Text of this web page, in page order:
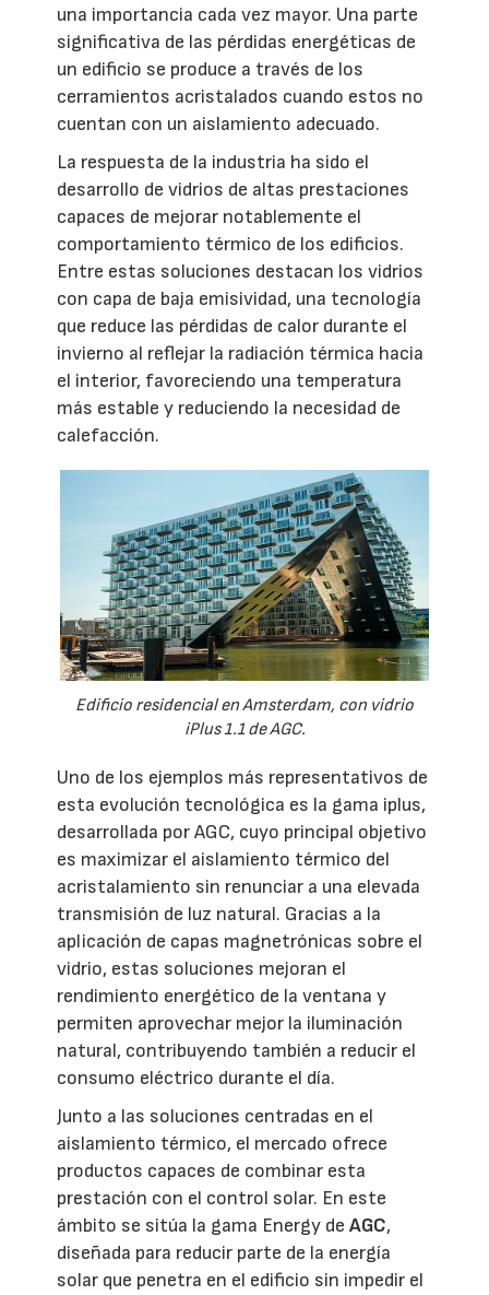
una importancia cada vez mayor. Una parte
significativa de las pérdidas energéticas de
un edificio se produce a través de los
cerramientos acristalados cuando estos no
cuentan con un aislamiento adecuado.
La respuesta de la industria ha sido el
desarrollo de vidrios de altas prestaciones
capaces de mejorar notablemente el
comportamiento térmico de los edificios.
Entre estas soluciones destacan los vidrios
con capa de baja emisividad, una tecnología
que reduce las pérdidas de calor durante el
invierno al reflejar la radiación térmica hacia
el interior, favoreciendo una temperatura
más estable y reduciendo la necesidad de
calefacción.
Edificio residencial en Amsterdam, con vidrio
iPlus 1.1 de AGC.
Uno de los ejemplos más representativos de
esta evolución tecnológica es la gama iplus,
desarrollada por AGC, cuyo principal objetivo
es maximizar el aislamiento térmico del
acristalamiento sin renunciar a una elevada
transmisión de luz natural. Gracias a la
aplicación de capas magnetrónicas sobre el
vidrio, estas soluciones mejoran el
rendimiento energético de la ventana y
permiten aprovechar mejor la iluminación
natural, contribuyendo también a reducir el
consumo eléctrico durante el día.
Junto a las soluciones centradas en el
aislamiento térmico, el mercado ofrece
productos capaces de combinar esta
prestación con el control solar. En este
ámbito se sitúa la gama Energy de AGC,
diseñada para reducir parte de la energía
solar que penetra en el edificio sin impedir el